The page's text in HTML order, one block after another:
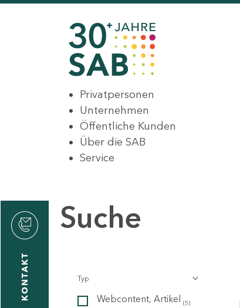
Privatpersonen
Unternehmen
Öffentliche Kunden
Über die SAB
Service
KONTAKT
Suche
Typ
Webcontent, Artikel (5)